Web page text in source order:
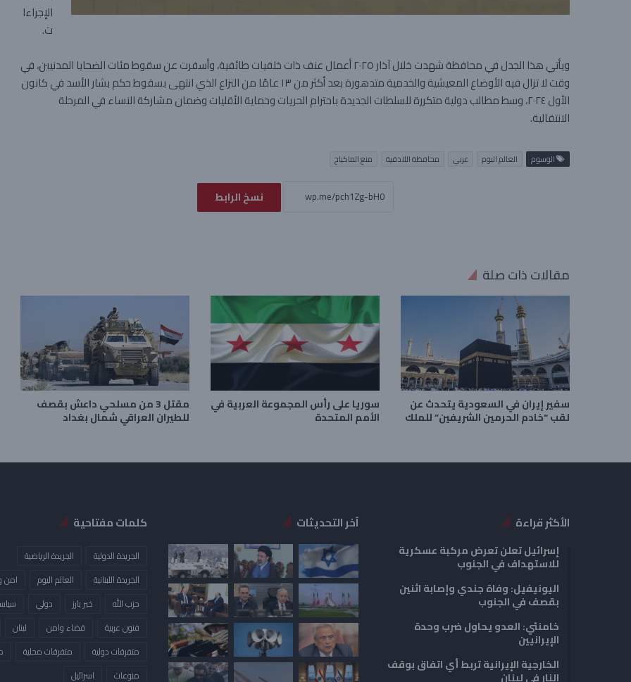
الإجراءا
ت.
ويأتي هذا الجدل في محافظة شهدت خلال آذار ٢٠٢٥ أعمال عنف ذات خلفيات طائفية، وأسفرت عن سقوط مئات الضحايا المدنيين، في
وقت لا تزال فيه الأوضاع المعيشية والخدمية متدهورة بعد أكثر من ١٣ عامًا من النزاع الذي انتهى بسقوط حكم بشار الأسد في كانون
الأول ٢٠٢٤، وسط مطالب دولية متكررة للسلطات الجديدة باحترام الحريات وحماية الأقليات وضمان مشاركة النساء في المرحلة
الانتقالية.
الوسوم العالم اليوم عربي محافظة اللاذقية منع الماكياج
نسخ الرابط
مقالات ذات صلة
سفير إيران في السعودية يتحدث عن
لقب “خادم الحرمين الشريفين” للملك
سوريا على رأس المجموعة العربية في
الأمم المتحدة
مقتل 3 من مسلحي داعش بقصف
للطيران العراقي شمال بغداد
الأكثر قراءة
إسرائيل تعلن تعرض مركبة عسكرية
للاستهداف في الجنوب
اليونيفيل: وفاة جندي وإصابة اثنين
بقصف في الجنوب
خامنئي: العدو يحاول ضرب وحدة
الإيرانيين
الخارجية الإيرانية تربط أي اتفاق بوقف
النار في لبنان
آخر التحديثات كلمات مفتاحية
الجريدة الدولية
الجريدة الرياضية
الجريدة اللبنانية
العالم اليوم
امن
حزب الله
خبر بارز دولي
فنون عربية
قضاء وامن لبنان
متفرقات دولية
متفرقات محلية
منوعات
​اسرائيل